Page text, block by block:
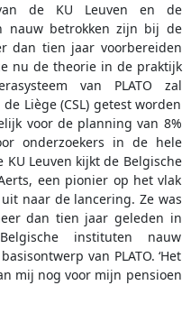
de KU Leuven en de
nauw betrokken zijn bij de
dan tien jaar voorbereiden
nu de theorie in de praktijk
van PLATO zal
Liège (CSL) getest worden
voor de planning van 8%
onderzoekers in de hele
Leuven kijkt de Belgische
een pionier op het vlak
naar de lancering. Ze was
dan tien jaar geleden in
instituten nauw
van PLATO. ‘Het
mij nog voor mijn pensioen